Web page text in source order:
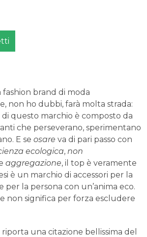
fashion brand di moda
non ho dubbi, farà molta strada:
di questo marchio è composto da
che perseverano, sperimentano
E se osare va di pari passo con
ecologica, non
aggregazione, il top è veramente
è un marchio di accessori per la
per la persona con un’anima eco.
non significa per forza escludere
riporta una citazione bellissima del